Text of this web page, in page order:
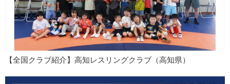
【全国クラブ紹介】高知レスリングクラブ（高知県）